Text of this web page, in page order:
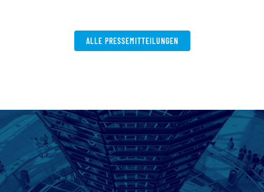
ALLE PRESSEMITTEILUNGEN